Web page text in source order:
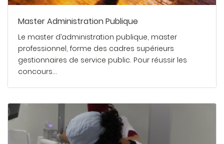
Master Administration Publique
Le master d’administration publique, master
professionnel, forme des cadres supérieurs
gestionnaires de service public. Pour réussir les
concours…